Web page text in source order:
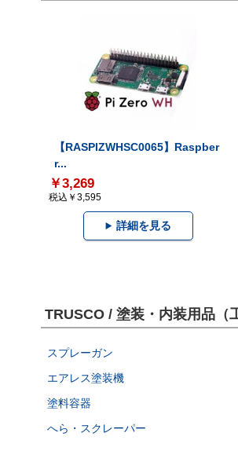
【RASPIZWHSC0065】Raspber
r...
￥3,269
税込￥3,595
詳細を見る
TRUSCO / 塗装・内装用品（
スプレーガン
エアレス塗装機
塗料容器
へら・スクレーパー